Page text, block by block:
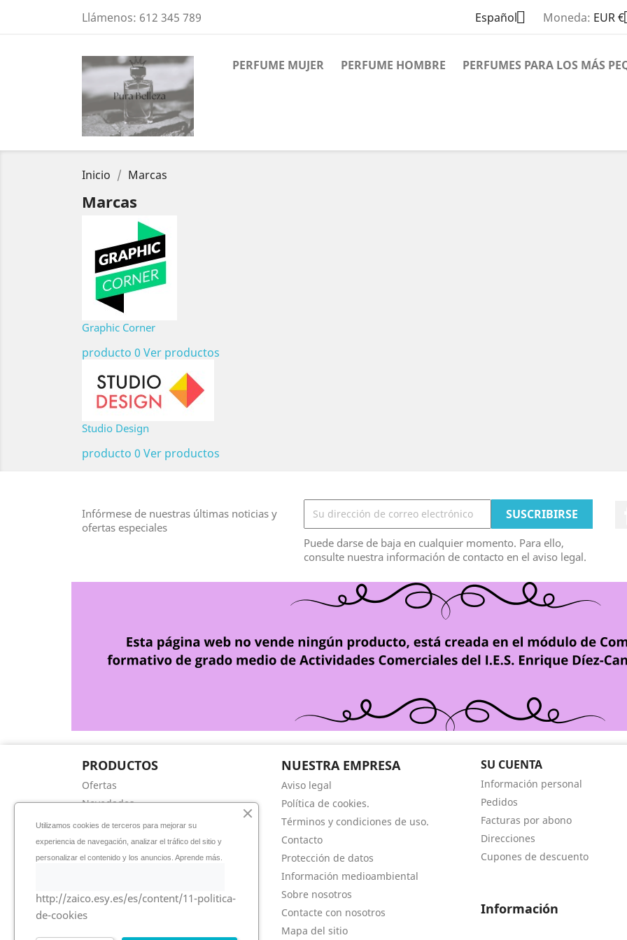
Llámenos: 612 345 789 Español Moneda: EUR €
PERFUME MUJER PERFUME HOMBRE PERFUMES PARA LOS MÁS
Inicio Marcas
Marcas
Graphic Corner
producto 0 Ver productos
Studio Design
producto 0 Ver productos
Infórmese de nuestras últimas noticias y
ofertas especiales
Puede darse de baja en cualquier momento. Para ello,
consulte nuestra información de contacto en el aviso legal.
PRODUCTOS
Ofertas
Novedades
Los más vendidos
NUESTRA EMPRESA
Aviso legal
Política de cookies.
Términos y condiciones de uso.
Contacto
Protección de datos
Información medioambiental
Sobre nosotros
Contacte con nosotros
Mapa del sitio
SU CUENTA
Información personal
Pedidos
Facturas por abono
Direcciones
Cupones de descuento
Información
Utilizamos cookies de terceros para mejorar su
experiencia de navegación, analizar el tráfico del sitio y
personalizar el contenido y los anuncios. Aprende más.
http://zaico.esy.es/es/content/11-politica-
de-cookies